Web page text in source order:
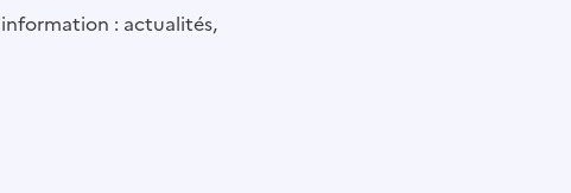
: actualités,